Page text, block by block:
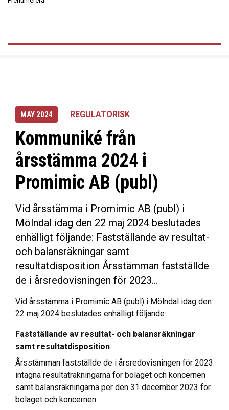
MAY 2024 REGULATORISK
Kommuniké från
årsstämma 2024 i
Promimic AB (publ)
Vid årsstämma i Promimic AB (publ) i
Mölndal idag den 22 maj 2024 beslutades
enhälligt följande: Fastställande av resultat-
och balansräkningar samt
resultatdisposition Årsstämman fastställde
de i årsredovisningen för 2023…
Vid årsstämma i Promimic AB (publ) i Mölndal idag den
22 maj 2024 beslutades enhälligt följande:
Fastställande av resultat- och balansräkningar
samt resultatdisposition
Årsstämman fastställde de i årsredovisningen för 2023
intagna resultaträkningarna för bolaget och koncernen
samt balansräkningarna per den 31 december 2023 för
bolaget och koncernen.